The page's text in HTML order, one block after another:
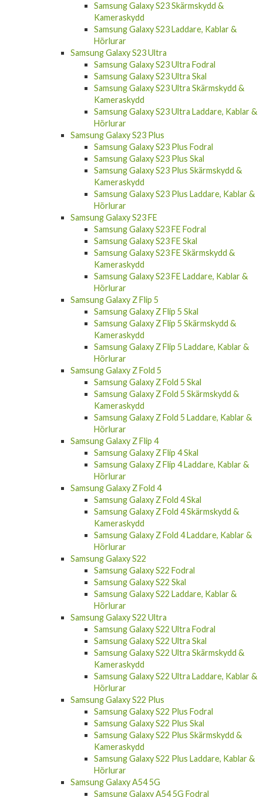
Samsung Galaxy S23 Skärmskydd &
Kameraskydd
Samsung Galaxy S23 Laddare, Kablar &
Hörlurar
Samsung Galaxy S23 Ultra
Samsung Galaxy S23 Ultra Fodral
Samsung Galaxy S23 Ultra Skal
Samsung Galaxy S23 Ultra Skärmskydd &
Kameraskydd
Samsung Galaxy S23 Ultra Laddare, Kablar &
Hörlurar
Samsung Galaxy S23 Plus
Samsung Galaxy S23 Plus Fodral
Samsung Galaxy S23 Plus Skal
Samsung Galaxy S23 Plus Skärmskydd &
Kameraskydd
Samsung Galaxy S23 Plus Laddare, Kablar &
Hörlurar
Samsung Galaxy S23 FE
Samsung Galaxy S23 FE Fodral
Samsung Galaxy S23 FE Skal
Samsung Galaxy S23 FE Skärmskydd &
Kameraskydd
Samsung Galaxy S23 FE Laddare, Kablar &
Hörlurar
Samsung Galaxy Z Flip 5
Samsung Galaxy Z Flip 5 Skal
Samsung Galaxy Z Flip 5 Skärmskydd &
Kameraskydd
Samsung Galaxy Z Flip 5 Laddare, Kablar &
Hörlurar
Samsung Galaxy Z Fold 5
Samsung Galaxy Z Fold 5 Skal
Samsung Galaxy Z Fold 5 Skärmskydd &
Kameraskydd
Samsung Galaxy Z Fold 5 Laddare, Kablar &
Hörlurar
Samsung Galaxy Z Flip 4
Samsung Galaxy Z Flip 4 Skal
Samsung Galaxy Z Flip 4 Laddare, Kablar &
Hörlurar
Samsung Galaxy Z Fold 4
Samsung Galaxy Z Fold 4 Skal
Samsung Galaxy Z Fold 4 Skärmskydd &
Kameraskydd
Samsung Galaxy Z Fold 4 Laddare, Kablar &
Hörlurar
Samsung Galaxy S22
Samsung Galaxy S22 Fodral
Samsung Galaxy S22 Skal
Samsung Galaxy S22 Laddare, Kablar &
Hörlurar
Samsung Galaxy S22 Ultra
Samsung Galaxy S22 Ultra Fodral
Samsung Galaxy S22 Ultra Skal
Samsung Galaxy S22 Ultra Skärmskydd &
Kameraskydd
Samsung Galaxy S22 Ultra Laddare, Kablar &
Hörlurar
Samsung Galaxy S22 Plus
Samsung Galaxy S22 Plus Fodral
Samsung Galaxy S22 Plus Skal
Samsung Galaxy S22 Plus Skärmskydd &
Kameraskydd
Samsung Galaxy S22 Plus Laddare, Kablar &
Hörlurar
Samsung Galaxy A54 5G
Samsung Galaxy A54 5G Fodral